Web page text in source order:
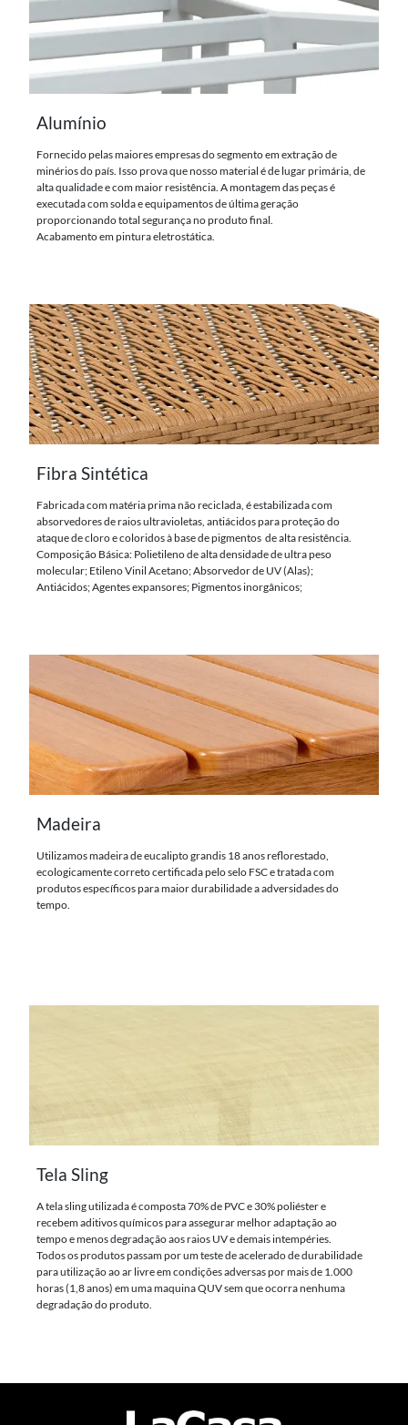
Alumínio
Fornecido pelas maiores empresas do segmento em extração de
minérios do país. Isso prova que nosso material é de lugar primária, de
alta qualidade e com maior resistência. A montagem das peças é
executada com solda e equipamentos de última geração
proporcionando total segurança no produto final.
Acabamento em pintura eletrostática.
Fibra Sintética
Fabricada com matéria prima não reciclada, é estabilizada com
absorvedores de raios ultravioletas, antiácidos para proteção do
ataque de cloro e coloridos à base de pigmentos de alta resistência.
Composição Básica: Polietileno de alta densidade de ultra peso
molecular; Etileno Vinil Acetano; Absorvedor de UV (Alas);
Antiácidos; Agentes expansores; Pigmentos inorgânicos;
Madeira
Utilizamos madeira de eucalipto grandis 18 anos reflorestado,
ecologicamente correto certificada pelo selo FSC e tratada com
produtos específicos para maior durabilidade a adversidades do
tempo.
Tela Sling
A tela sling utilizada é composta 70% de PVC e 30% poliéster e
recebem aditivos químicos para assegurar melhor adaptação ao
tempo e menos degradação aos raios UV e demais intempéries.
Todos os produtos passam por um teste de acelerado de durabilidade
para utilização ao ar livre em condições adversas por mais de 1.000
horas (1,8 anos) em uma maquina QUV sem que ocorra nenhuma
degradação do produto.